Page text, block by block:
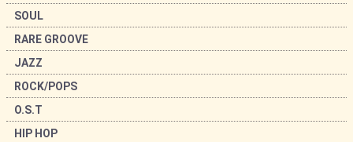
SOUL
RARE GROOVE
JAZZ
ROCK/POPS
O.S.T
HIP HOP